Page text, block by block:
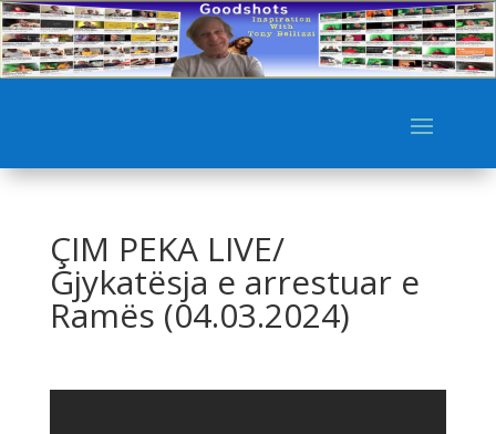
ÇIM PEKA LIVE/
Gjykatësja e arrestuar e
Ramës (04.03.2024)